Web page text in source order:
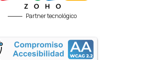
Partner tecnológico